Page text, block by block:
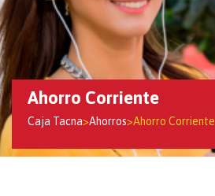
Ahorro Corriente
Caja Tacna>Ahorros>Ahorro Corriente